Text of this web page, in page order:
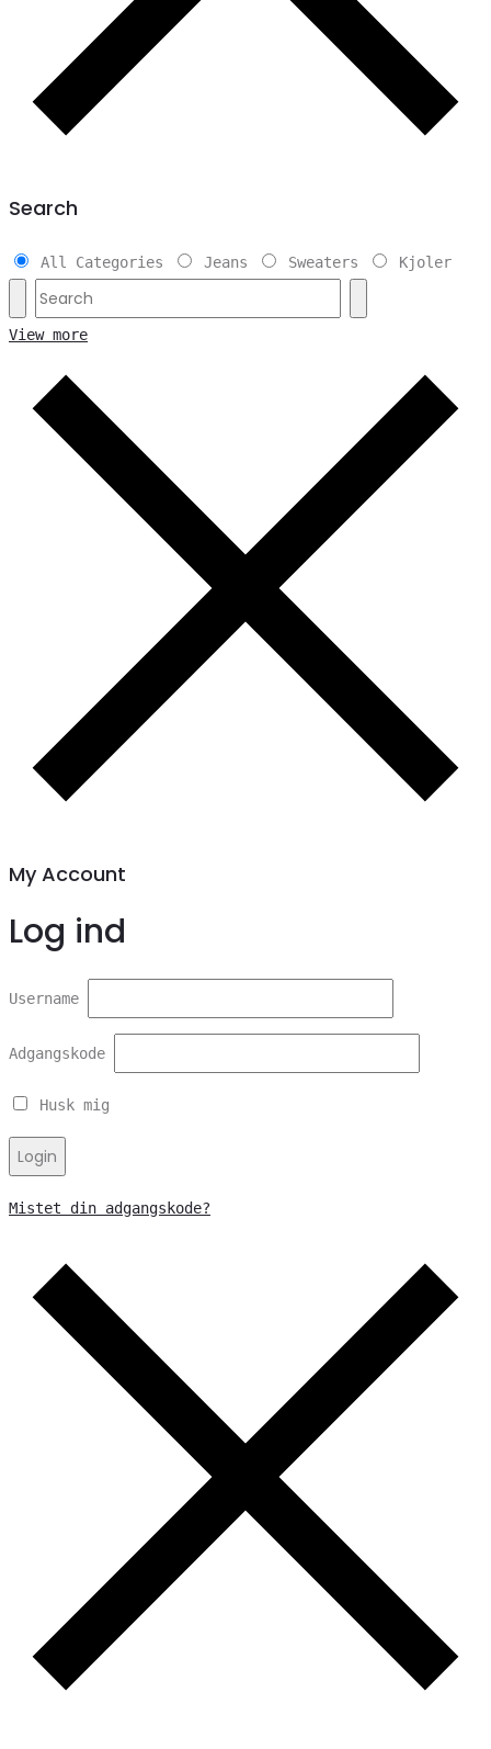
Search
All Categories Jeans Sweaters Kjoler
View more
My Account
Log ind
Username
Adgangskode
Husk mig
Login
Mistet din adgangskode?